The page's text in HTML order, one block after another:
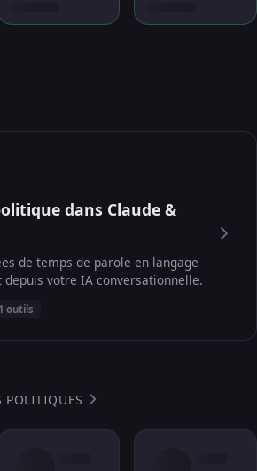
dans Claude &
de temps de parole en langage
votre IA conversationnelle.
outils
POLITIQUES